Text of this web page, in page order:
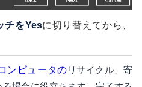
チをYesに切り替えてから、
コンピュータの リサイクル、寄